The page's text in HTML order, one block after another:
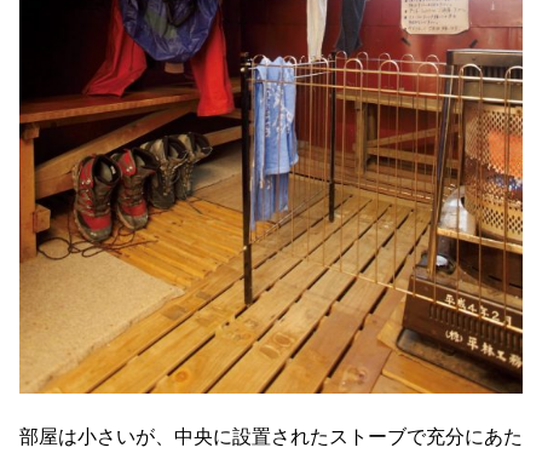
部屋は小さいが、中央に設置されたストーブで充分にあた